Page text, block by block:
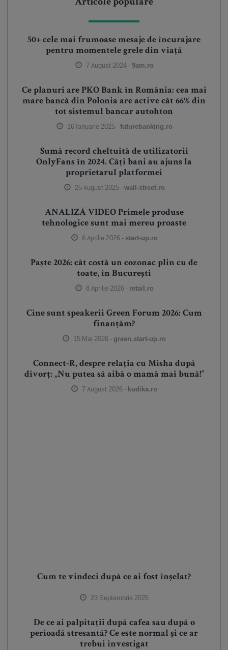
Articole populare
50+ cele mai frumoase mesaje de încurajare
pentru momentele grele din viață
7 August 2024 -9am.ro
Ce planuri are PKO Bank în România: cea mai
mare bancă din Polonia are active cât 66% din
tot sistemul bancar autohton
16 Ianuarie 2025 -futurebanking.ro
Sumă record cheltuită de utilizatorii
OnlyFans în 2024. Câți bani au ajuns la
proprietarul platformei
25 August 2025 -wall-street.ro
ANALIZĂ VIDEO Primele produse
tehnologice sunt mai mereu proaste
6 Aprilie 2026 - start-up.ro
Paște 2026: cât costă un cozonac plin cu de
toate, în București
8 Aprilie 2026 - retail.ro
Cine sunt speakerii Green Forum 2026: Cum
finanțăm?
15 Mai 2026 - green.start-up.ro
Connect-R, despre relația cu Misha după
divorț: „Nu putea să aibă o mamă mai bună!”
7 August 2026 - kudika.ro
Cum te vindeci după ce ai fost înșelat?
23 Septembrie 2025
De ce ai palpitații după cafea sau după o
perioadă stresantă? Ce este normal și ce ar
trebui investigat